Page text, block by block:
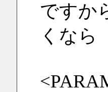
ですか
くなら